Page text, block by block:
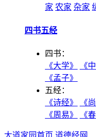
家 农家 杂家
四书五经
四书：
《大学》
《
《孟子》
五经：
《诗经》
《
《周易》
《
大道家园首页 道德经网